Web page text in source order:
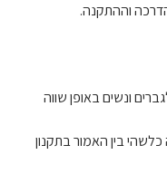
וההתקנה.
ונשים באופן שווה
בין האמור בתקנון